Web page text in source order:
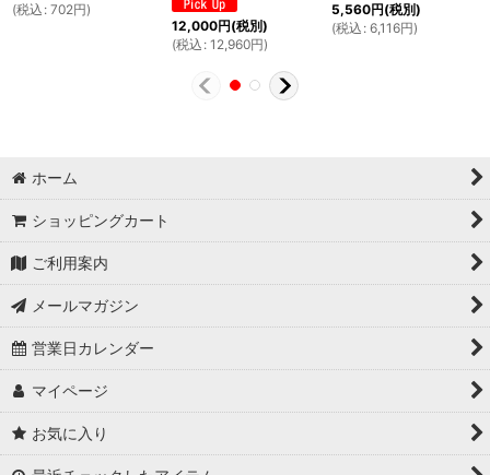
(税込 : 702円)
12,000円(税別)
(税込 : 12,960円)
5,560円(税別)
(税込 : 6,116円)
ホーム
ショッピングカート
ご利用案内
メールマガジン
営業日カレンダー
マイページ
お気に入り